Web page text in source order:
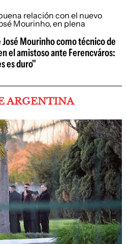
Mourinho como técnico de
el amistoso ante Ferencváros:
es duro"
ARGENTINA